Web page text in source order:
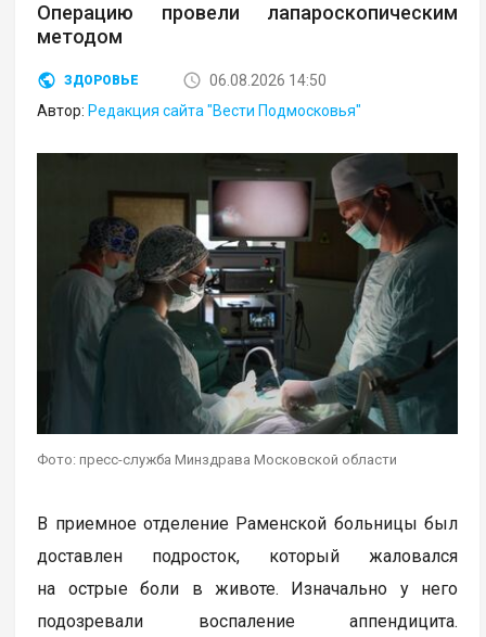
Операцию провели лапароскопическим
методом
ЗДОРОВЬЕ
06.08.2026 14:50
Автор: Редакция сайта "Вести Подмосковья"
Фото: пресс-служба Минздрава Московской области
В приемное отделение Раменской больницы был
доставлен подросток, который жаловался
на острые боли в животе. Изначально у него
подозревали воспаление аппендицита.